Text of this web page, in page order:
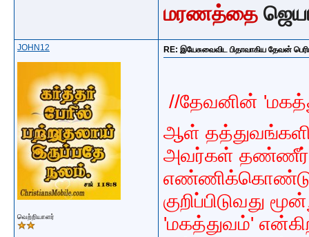
மரணத்தை
JOHN12
வெற்றியாளர்
RE: இயேசுவைவிட பிதாவாகிய தேவன்
//தேவனின்
ஆள்
அவர்கள்
எண்ணிக்கொண்டு
குறிப்பிடுவது
'மகத்துவம்'